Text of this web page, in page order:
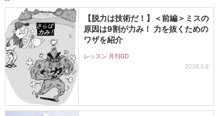
【脱力は技術だ！】＜前編＞ミスの
原因は9割が力み！ 力を抜くための
ワザを紹介
レッスン 月刊GD
2026.5.8